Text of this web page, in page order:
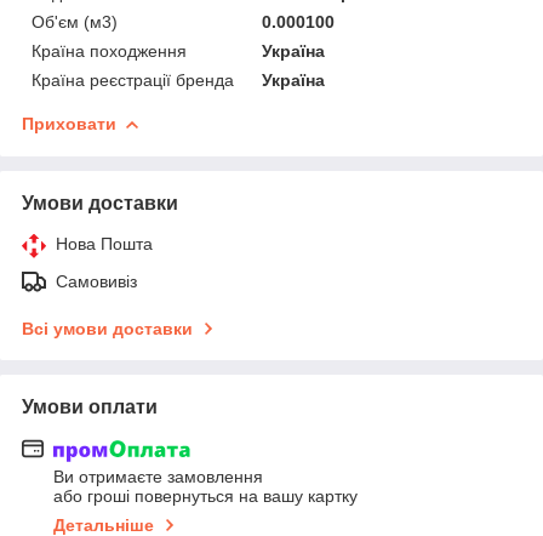
Об'єм (м3)
0.000100
Країна походження
Україна
Країна реєстрації бренда
Україна
Приховати
Умови доставки
Нова Пошта
Самовивіз
Всі умови доставки
Умови оплати
Ви отримаєте замовлення
або гроші повернуться на вашу картку
Детальніше